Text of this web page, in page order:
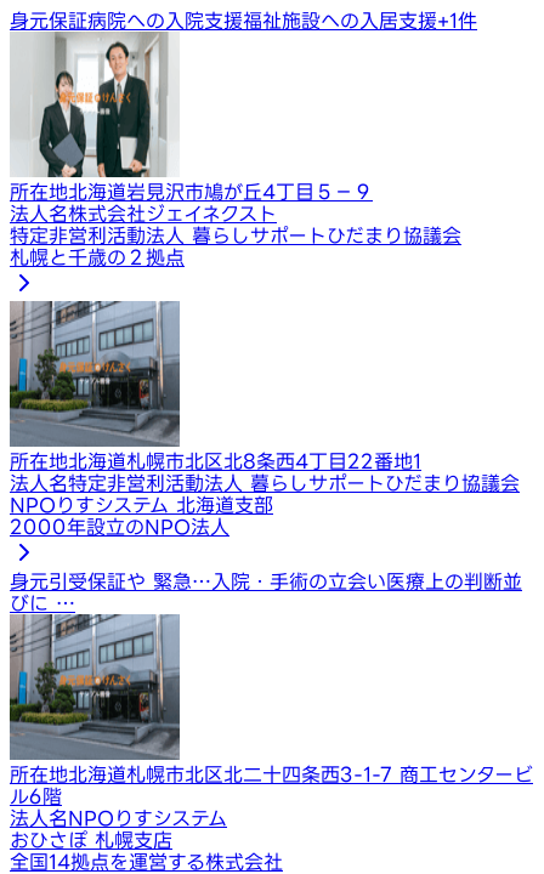
身元保証病院への入院支援福祉施設への入居支援+1件
所在地北海道岩見沢市鳩が丘4丁目５−９
法人名株式会社ジェイネクスト
特定非営利活動法人 暮らしサポートひだまり協議会
札幌と千歳の２拠点
所在地北海道札幌市北区北8条西4丁目22番地1
法人名特定非営利活動法人 暮らしサポートひだまり協議会
NPOりすシステム 北海道支部
2000年設立のNPO法人
身元引受保証や 緊急… 入院・手術の立会い医療上の判断並
びに …
所在地北海道札幌市北区北二十四条西3-1-7 商工センタービ
ル6階
法人名NPOりすシステム
おひさぽ 札幌支店
全国14拠点を運営する株式会社